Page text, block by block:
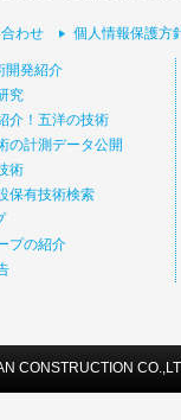
わせ 個人情報保護方
開発紹介
究
介！五洋の技術
の計測データ公開
術
保有技術検索
プの紹介
CONSTRUCTION